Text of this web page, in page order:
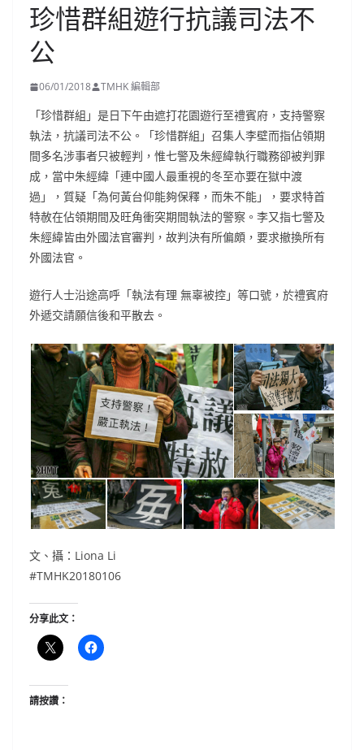
珍惜群組遊行抗議司法不
公
06/01/2018 TMHK 編輯部
「珍惜群組」是日下午由遮打花園遊行至禮賓府，支持警察
執法，抗議司法不公。「珍惜群組」召集人李壁而指佔領期
間多名涉事者只被輕判，惟七警及朱經緯執行職務卻被判罪
成，當中朱經緯「連中國人最重視的冬至亦要在獄中渡
過」，質疑「為何黃台仰能夠保釋，而朱不能」，要求特首
特赦在佔領期間及旺角衝突期間執法的警察。李又指七警及
朱經緯皆由外國法官審判，故判決有所偏頗，要求撤換所有
外國法官。
遊行人士沿途高呼「執法有理 無辜被控」等口號，於禮賓府
外遞交請願信後和平散去。
文、攝：Liona Li
#TMHK20180106
分享此文：
請按讚：